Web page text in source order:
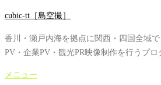
コ
テ
ン
ツ
cubic-tt［島空撮］
香川・瀬戸内海を拠点に関西・四国全域
PV・企業PV・観光PR映像制作を行うプロ
メニュー